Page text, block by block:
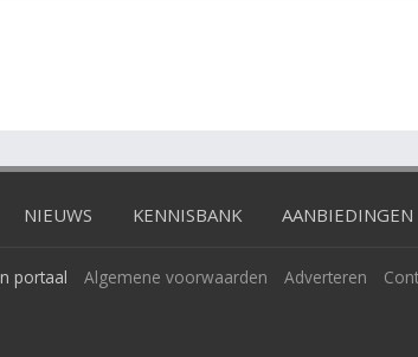
NIEUWS KENNISBANK AANBIEDINGEN
portaal Algemene voorwaarden Adverteren